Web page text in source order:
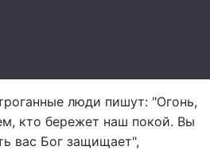
люди пишут: "Огонь,
кто бережет наш покой. Вы
вас Бог защищает",